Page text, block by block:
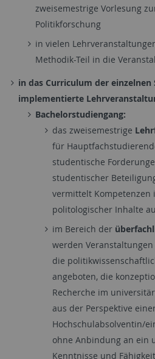
zweisemestrige Vorlesung
Politikforschung
in vielen
Methodik-Teil in die
in das Curriculum der einzelnen
implementierte
Bachelorstudiengang:
das zweisemestrige
für
studentische
studentischer
vermittelt Kompetenzen
politologischer Inhalte
im Bereich der
werden
die
angeboten, die
Recherche im
aus der Perspektive
Hochschulabsolventin/
ohne Anbindung an ein
Kenntnisse und